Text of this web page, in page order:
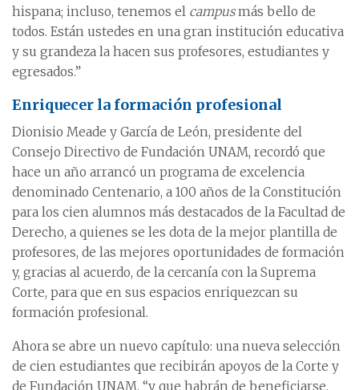
hispana; incluso, tenemos el campusmás bello de
todos. Están ustedes en una gran institución educativa
y su grandeza la hacen sus profesores, estudiantes y
egresados.”
Enriquecer la formación profesional
Dionisio Meade y García de León, presidente del
Consejo Directivo de Fundación UNAM, recordó que
hace un año arrancó un programa de excelencia
denominado Centenario, a 100 años de la Constitución
para los cien alumnos más destacados de la Facultad de
Derecho, a quienes se les dota de la mejor plantilla de
profesores, de las mejores oportunidades de formación
y, gracias al acuerdo, de la cercanía con la Suprema
Corte, para que en sus espacios enriquezcan su
formación profesional.
Ahora se abre un nuevo capítulo: una nueva selección
de cien estudiantes que recibirán apoyos de la Corte y
de Fundación UNAM, “y que habrán de beneficiarse,